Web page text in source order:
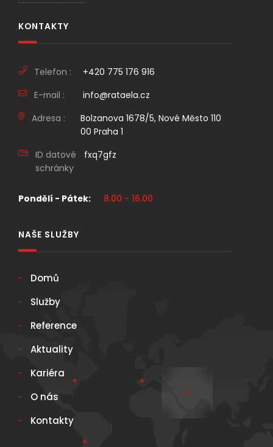
KONTAKTY
Telefon :
+420 775 176 916
E-mail :
info@rataela.cz
Adresa :
Bolzanova 1678/5, Nové Město 110
00 Praha 1
ID datové
schránky
fxq7gfz
Pondělí - Pátek: 8.00 - 16.00
NAŠE SLUŽBY
Domů
Služby
Reference
Aktuality
Kariéra
O nás
Kontakty